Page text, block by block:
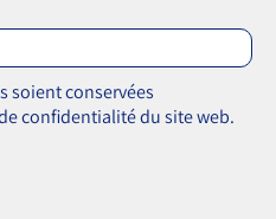
soient conservées
confidentialité du site web.